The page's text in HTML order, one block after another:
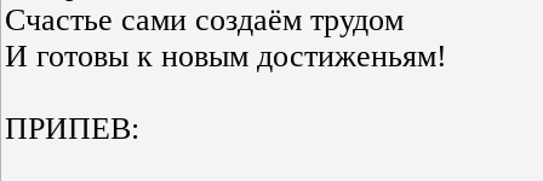
Счастье сами создаём трудом
И готовы к новым достиженьям!
ПРИПЕВ: